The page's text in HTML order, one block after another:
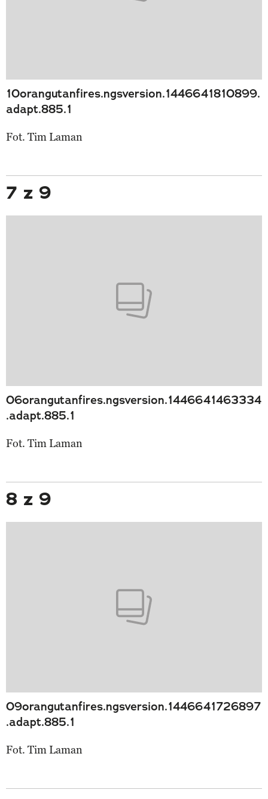
10orangutanfires.ngsversion.1446641810899.
adapt.885.1
Fot. Tim Laman
7 z 9
06orangutanfires.ngsversion.1446641463334
.adapt.885.1
Fot. Tim Laman
8 z 9
09orangutanfires.ngsversion.1446641726897
.adapt.885.1
Fot. Tim Laman